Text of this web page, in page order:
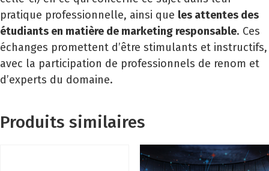
pratique professionnelle, ainsi que les attentes des
étudiants en matière de marketing responsable. Ces
échanges promettent d’être stimulants et instructifs,
avec la participation de professionnels de renom et
d’experts du domaine.
Produits similaires